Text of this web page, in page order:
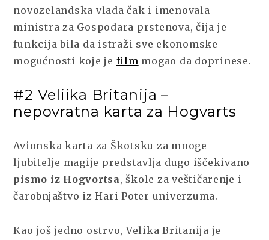
novozelandska vlada čak i imenovala
ministra za Gospodara prstenova, čija je
funkcija bila da istraži sve ekonomske
mogućnosti koje je film mogao da doprinese.
#2 Veliika Britanija –
nepovratna karta za Hogvarts
Avionska karta za Škotsku za mnoge
ljubitelje magije predstavlja dugo iščekivano
pismo iz Hogvortsa, škole za veštičarenje i
čarobnjaštvo iz Hari Poter univerzuma.
Kao još jedno ostrvo, Velika Britanija je